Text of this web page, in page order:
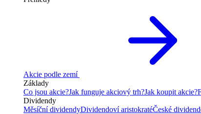
Akcie podle zemí
Základy
Co jsou akcie?Jak funguje akciový trh?Jak koupit akcie?
Dividendy
Měsíční dividendyDividendoví aristokratéČeské